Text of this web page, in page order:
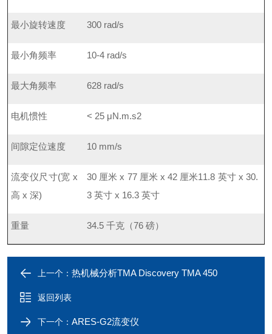
最小旋转速度 300 rad/s
最小角频率 10-4 rad/s
最大角频率 628 rad/s
电机惯性 < 25 μN.m.s2
间隙定位速度 10 mm/s
流变仪尺寸(宽 x
高 x 深)
30 厘米 x 77 厘米 x 42 厘米11.8 英寸 x 30.
3 英寸 x 16.3 英寸
重量 34.5 千克（76 磅）
上一个： 热机械分析TMA Discovery TMA 450
返回列表
下一个： ARES-G2流变仪